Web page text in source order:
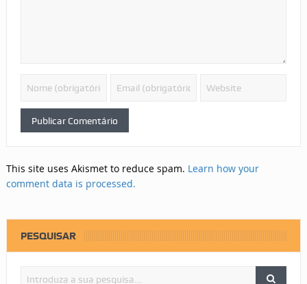
This site uses Akismet to reduce spam. Learn how your
comment data is processed.
PESQUISAR